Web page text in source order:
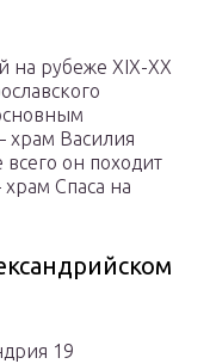
на рубеже XIX-XX
храм Василия
он походит
Спаса на
19